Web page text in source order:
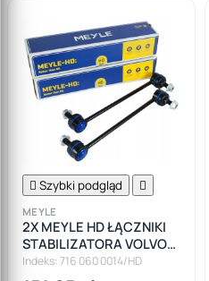
 Szybki podgląd 
MEYLE
2X MEYLE HD ŁĄCZNIKI
STABILIZATORA VOLVO
S40 II V40 V50 FORD
Indeks: 716 060 0014/HD